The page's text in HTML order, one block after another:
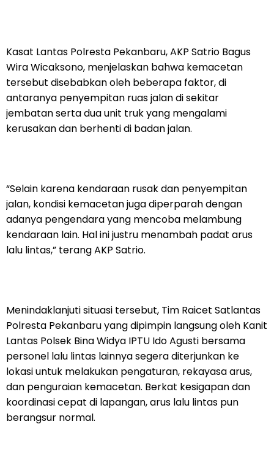
Kasat Lantas Polresta Pekanbaru, AKP Satrio Bagus
Wira Wicaksono, menjelaskan bahwa kemacetan
tersebut disebabkan oleh beberapa faktor, di
antaranya penyempitan ruas jalan di sekitar
jembatan serta dua unit truk yang mengalami
kerusakan dan berhenti di badan jalan.
“Selain karena kendaraan rusak dan penyempitan
jalan, kondisi kemacetan juga diperparah dengan
adanya pengendara yang mencoba melambung
kendaraan lain. Hal ini justru menambah padat arus
lalu lintas,” terang AKP Satrio.
Menindaklanjuti situasi tersebut, Tim Raicet Satlantas
Polresta Pekanbaru yang dipimpin langsung oleh Kanit
Lantas Polsek Bina Widya IPTU Ido Agusti bersama
personel lalu lintas lainnya segera diterjunkan ke
lokasi untuk melakukan pengaturan, rekayasa arus,
dan penguraian kemacetan. Berkat kesigapan dan
koordinasi cepat di lapangan, arus lalu lintas pun
berangsur normal.